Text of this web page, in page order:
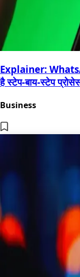
Explainer:
है स्टेप-बाय-स्टेप
Business